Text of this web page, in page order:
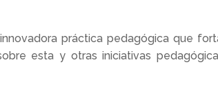
práctica pedagógica que
esta y otras iniciativas